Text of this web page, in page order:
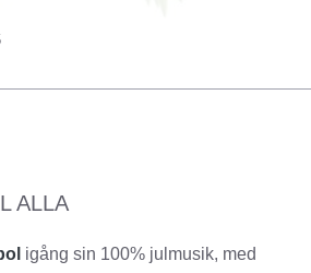
ALLA
igång sin 100% julmusik, med